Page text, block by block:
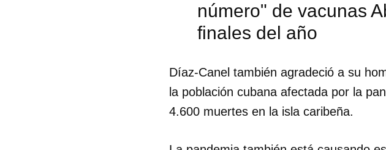
número" de vacunas
finales del año
Díaz-Canel también agradeció a su
la población cubana afectada por la
4.600 muertes en la isla caribeña.